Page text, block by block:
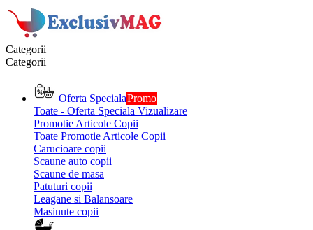
Categorii
Categorii
Oferta SpecialaPromo
Toate - Oferta Speciala Vizualizare
Promotie Articole Copii
Toate Promotie Articole Copii
Carucioare copii
Scaune auto copii
Scaune de masa
Patuturi copii
Leagane si Balansoare
Masinute copii